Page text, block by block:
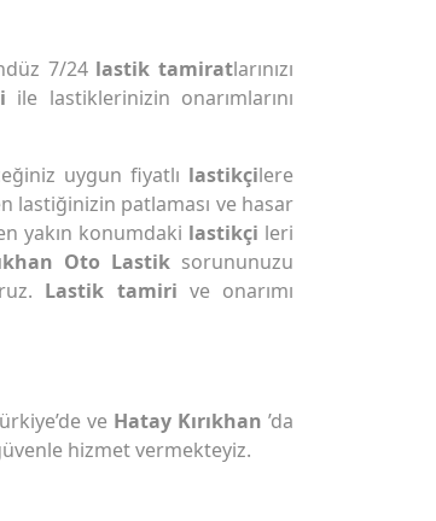
7/24 lastik tamiratlarınızı
ile lastiklerinizin onarımlarını
uygun fiyatlı lastikçilere
lastiğinizin patlaması ve hasar
yakın konumdaki lastikçi leri
Oto Lastik sorununuzu
Lastik tamiri ve onarımı
ve Hatay Kırıkhan’da
hizmet vermekteyiz.